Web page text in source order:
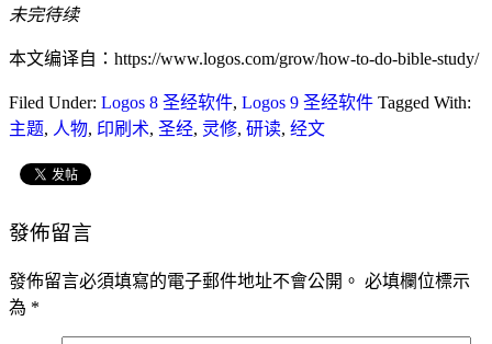
未完待续
本文编译自：https://www.logos.com/grow/how-to-do-bible-study/
Filed Under: Logos 8 圣经软件, Logos 9 圣经软件 Tagged With:
主题, 人物, 印刷术, 圣经, 灵修, 研读, 经文
發佈留言
發佈留言必須填寫的電子郵件地址不會公開。 必填欄位標示
為 *